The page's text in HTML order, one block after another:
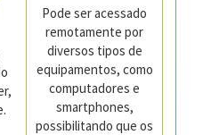
Pode ser acessado
remotamente por
diversos tipos de
equipamentos, como
computadores e
smartphones,
possibilitando que os